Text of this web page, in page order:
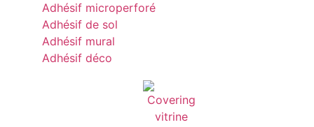
Adhésif microperforé
Adhésif de sol
Adhésif mural
Adhésif déco